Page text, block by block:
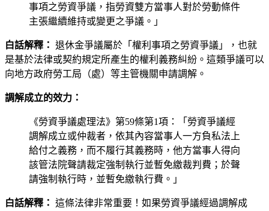
事項之勞資爭議，指勞資雙方當事人對於勞動條件
主張繼續維持或變更之爭議。」
白話解釋： 退休金爭議屬於「權利事項之勞資爭議」，也就
是基於法律或契約規定所產生的權利義務糾紛。這類爭議可以
向地方政府勞工局（處）等主管機關申請調解。
調解成立的效力：
《勞資爭議處理法》第59條第1項：「勞資爭議經
調解成立或仲裁者，依其內容當事人一方負私法上
給付之義務，而不履行其義務時，他方當事人得向
該管法院聲請裁定強制執行並暫免繳裁判費；於聲
請強制執行時，並暫免繳執行費。」
白話解釋： 這條法律非常重要！如果勞資爭議經過調解成